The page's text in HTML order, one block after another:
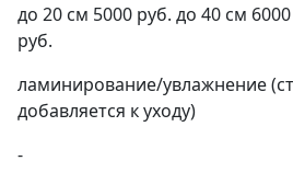
до 20 см 5000 руб. до 40 см
руб.
ламинирование/увлажнение
добавляется к уходу)
-